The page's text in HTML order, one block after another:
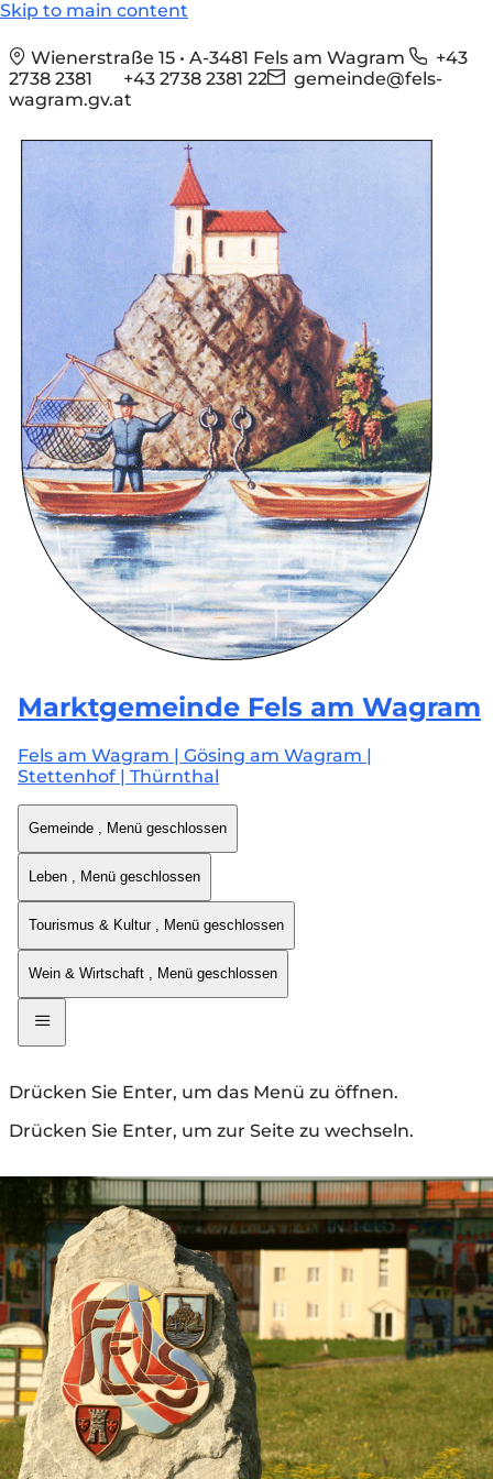
Skip to main content
Wienerstraße 15 • A-3481 Fels am Wagram
+43
2738 2381
+43 2738 2381 22
gemeinde@fels-
wagram.gv.at
Marktgemeinde Fels am Wagram
Fels am Wagram | Gösing am Wagram |
Stettenhof | Thürnthal
Gemeinde , Menü geschlossen
Leben , Menü geschlossen
Tourismus & Kultur , Menü geschlossen
Wein & Wirtschaft , Menü geschlossen
Drücken Sie Enter, um das Menü zu öffnen.
Drücken Sie Enter, um zur Seite zu wechseln.